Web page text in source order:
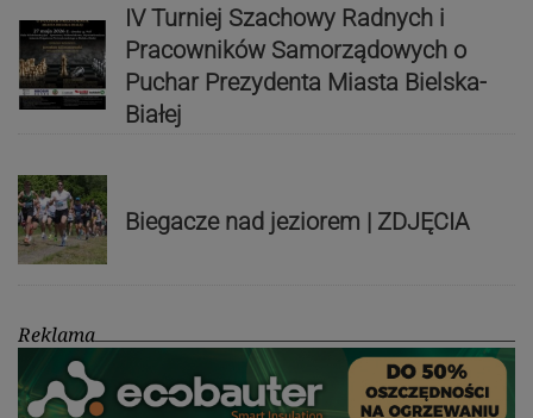
IV Turniej Szachowy Radnych i
Pracowników Samorządowych o
Puchar Prezydenta Miasta Bielska-
Białej
Biegacze nad jeziorem | ZDJĘCIA
Reklama